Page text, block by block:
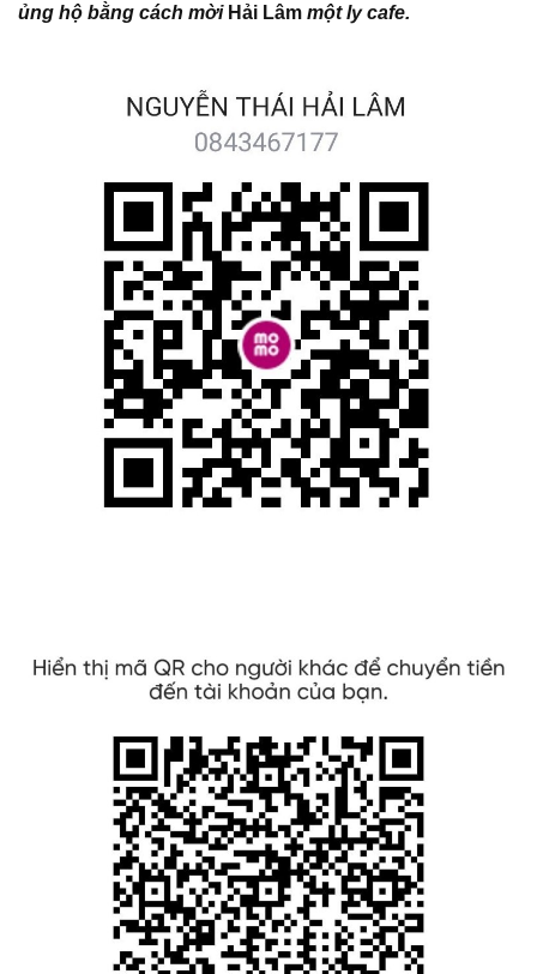
ủng hộ bằng cách mời Hải Lâm một ly cafe.